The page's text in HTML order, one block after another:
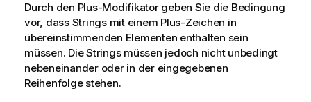
Durch den Plus-Modifikator geben Sie die Bedingung
vor, dass Strings mit einem Plus-Zeichen in
übereinstimmenden Elementen enthalten sein
müssen. Die Strings müssen jedoch nicht unbedingt
nebeneinander oder in der eingegebenen
Reihenfolge stehen.